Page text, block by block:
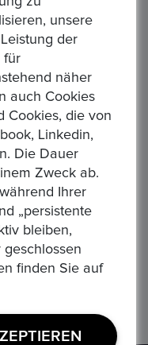
›
unsere
der
für
näher
auch Cookies
Cookies, die von
Linkedin,
Die Dauer
Zweck ab.
Ihrer
„persistente
bleiben,
finden Sie auf